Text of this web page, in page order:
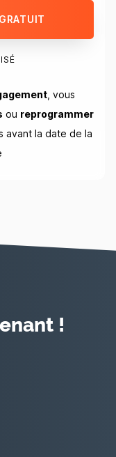
, vous
ou reprogrammer
avant la date de la
!